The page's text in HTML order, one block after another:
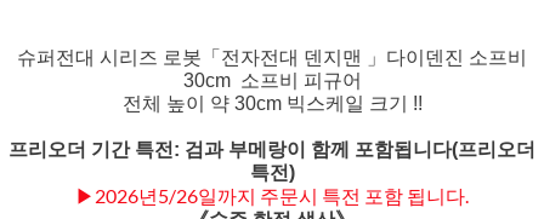
슈퍼전대 시리즈 로봇「전자전대 덴지맨 」다이덴진 소프비
30cm 소프비 피규어
전체 높이 약 30cm 빅스케일 크기 !!
프리오더 기간 특전: 검과 부메랑이 함께 포함됩니다(프리오더
특전)
▶2026년5/26일까지 주문시 특전 포함 됩니다.